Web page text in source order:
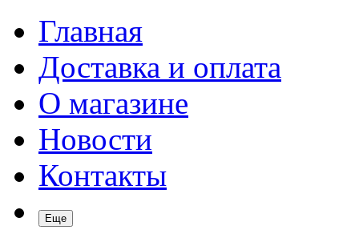
Главная
Доставка и оплата
О магазине
Новости
Контакты
Еще